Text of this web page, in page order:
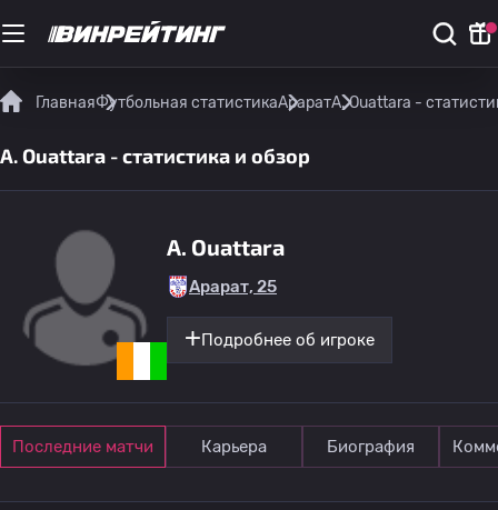
ГлавнаяФутбольная статистикаАраратA. Ouattara -
A. Ouattara - статистика и обзор
A. Ouattara
Арарат, 25
Подробнее об игроке
Последние матчи Карьера Биография